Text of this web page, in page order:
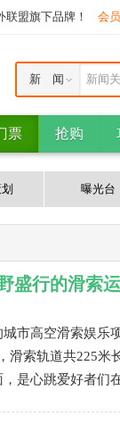
联盟旗下品牌！ 会
新闻
新 闻
票 抢购
曝光台
盛行的滑索
市高空滑索娱乐
滑索轨道共225
，是心跳爱好者们